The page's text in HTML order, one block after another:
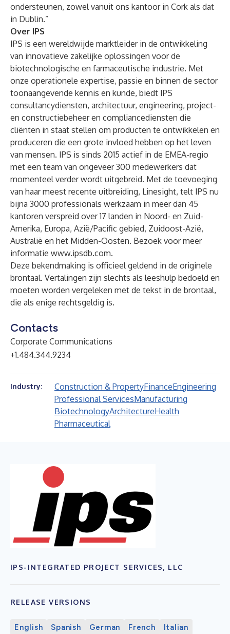
ondersteunen, zowel vanuit ons kantoor in Cork als dat
in Dublin.”
Over IPS
IPS is een wereldwijde marktleider in de ontwikkeling
van innovatieve zakelijke oplossingen voor de
biotechnologische en farmaceutische industrie. Met
onze operationele expertise, passie en binnen de sector
toonaangevende kennis en kunde, biedt IPS
consultancydiensten, architectuur, engineering, project-
en constructiebeheer en compliancediensten die
cliënten in staat stellen om producten te ontwikkelen en
produceren die een grote invloed hebben op het leven
van mensen. IPS is sinds 2015 actief in de EMEA-regio
met een team van ongeveer 300 medewerkers dat
momenteel verder wordt uitgebreid. Met de toevoeging
van haar meest recente uitbreiding, Linesight, telt IPS nu
bijna 3000 professionals werkzaam in meer dan 45
kantoren verspreid over 17 landen in Noord- en Zuid-
Amerika, Europa, Azië/Pacific gebied, Zuidoost-Azië,
Australië en het Midden-Oosten. Bezoek voor meer
informatie www.ipsdb.com.
Deze bekendmaking is officieel geldend in de originele
brontaal. Vertalingen zijn slechts als leeshulp bedoeld en
moeten worden vergeleken met de tekst in de brontaal,
die als enige rechtsgeldig is.
Contacts
Corporate Communications
+1.484.344.9234
Industry: Construction & PropertyFinanceEngineering
Professional ServicesManufacturing
BiotechnologyArchitectureHealth
Pharmaceutical
IPS-INTEGRATED PROJECT SERVICES, LLC
RELEASE VERSIONS
English Spanish German French Italian